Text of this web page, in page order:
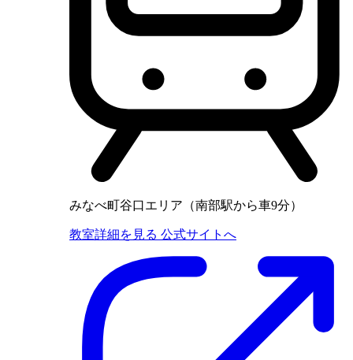
みなべ町谷口エリア（南部駅から車9分）
教室詳細を見る 公式サイトへ